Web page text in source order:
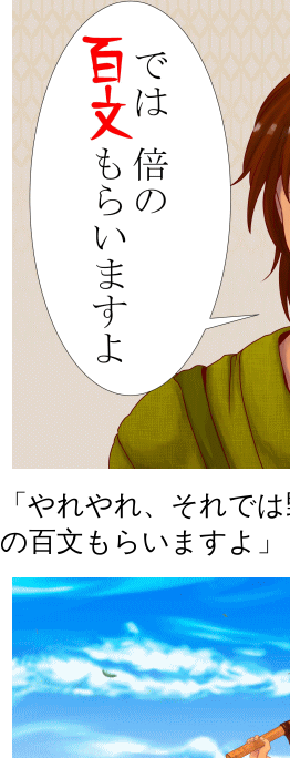
「やれやれ、それで
の百文もらいますよ」